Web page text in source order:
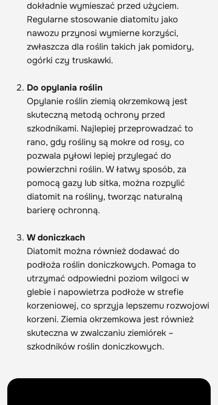
dokładnie wymieszać przed użyciem.
Regularne stosowanie diatomitu jako
nawozu przynosi wymierne korzyści,
zwłaszcza dla roślin takich jak pomidory,
ogórki czy truskawki.
Do opylania roślin
Opylanie roślin ziemią okrzemkową jest
skuteczną metodą ochrony przed
szkodnikami. Najlepiej przeprowadzać to
rano, gdy rośliny są mokre od rosy, co
pozwala pyłowi lepiej przylegać do
powierzchni roślin. W łatwy sposób, za
pomocą gazy lub sitka, można rozpylić
diatomit na rośliny, tworząc naturalną
barierę ochronną.
W doniczkach
Diatomit można również dodawać do
podłoża roślin doniczkowych. Pomaga to
utrzymać odpowiedni poziom wilgoci w
glebie i napowietrza podłoże w strefie
korzeniowej, co sprzyja lepszemu rozwojowi
korzeni. Ziemia okrzemkowa jest również
skuteczna w zwalczaniu ziemiórek –
szkodników roślin doniczkowych.